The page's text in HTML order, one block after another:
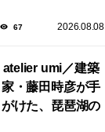
上がる住まい」の
67 2026.08.08
atelier umi／建築
家・藤田時彦が手
がけた、琵琶湖の